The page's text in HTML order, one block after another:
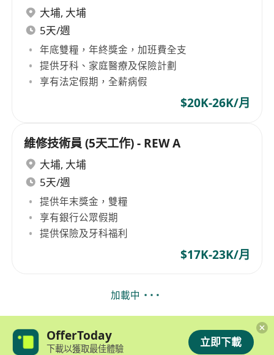
大埔, 大埔
5天/週
年底雙糧，年終獎金，加班費全支
提供牙科、家庭醫療及保險計劃
享有法定假期，全薪病假
$20K-26K/月
維修技術員 (5天工作) - REW A
大埔, 大埔
5天/週
提供年末獎金，雙糧
享有銀行公眾假期
提供保險及牙科福利
$17K-23K/月
加載中
OfferToday
下載以獲取最佳體驗 立即下載